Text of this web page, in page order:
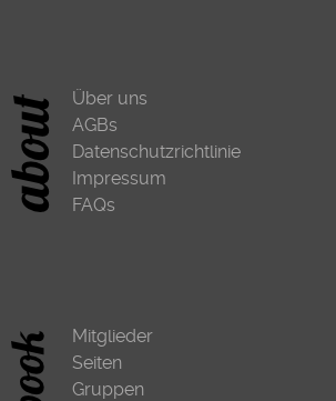
Über uns
AGBs
Datenschutzrichtlinie
Impressum
FAQs
Mitglieder
Seiten
Gruppen